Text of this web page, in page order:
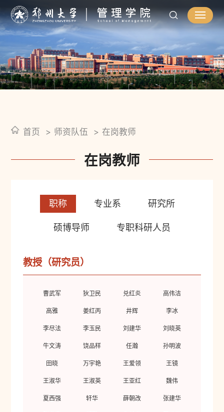
首页 师资队伍 在岗教师
在岗教师
职称 专业系 研究所
硕博导师 专职科研人员
教授（研究员）
曹武军 狄卫民 兑红炎 高伟洁
高雅 姜红丙 井辉 李冰
李尽法 李玉民 刘建华 刘晓英
牛文涛 饶品样 任瀚 孙明波
田晓 万宇艳 王爱领 王镜
王淑华 王淑英 王亚红 魏伟
夏西强 轩华 薛朝改 张建华